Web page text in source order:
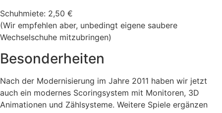
Schuhmiete: 2,50 €
(Wir empfehlen aber, unbedingt eigene saubere
Wechselschuhe mitzubringen)
Besonderheiten
Nach der Modernisierung im Jahre 2011 haben wir jetzt
auch ein modernes Scoringsystem mit Monitoren, 3D
Animationen und Zählsysteme. Weitere Spiele ergänzen